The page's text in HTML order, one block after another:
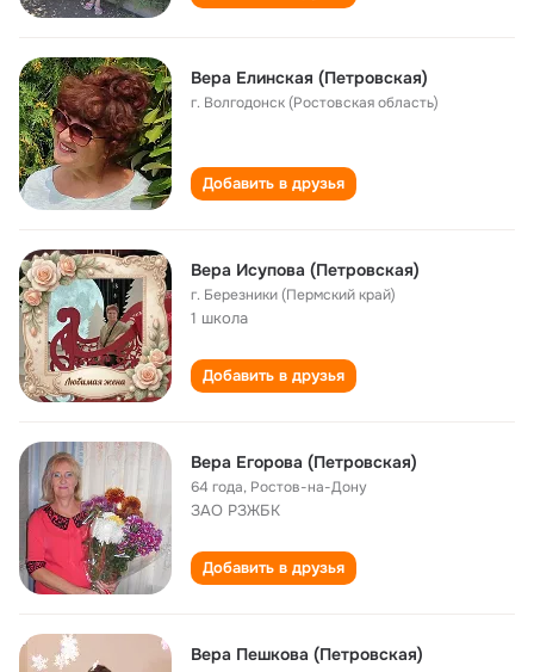
Вера Елинская (Петровская)
г. Волгодонск (Ростовская область)
Добавить в друзья
Вера Исупова (Петровская)
г. Березники (Пермский край)
1 школа
Добавить в друзья
Вера Егорова (Петровская)
64 года, Ростов-на-Дону
ЗАО РЗЖБК
Добавить в друзья
Вера Пешкова (Петровская)